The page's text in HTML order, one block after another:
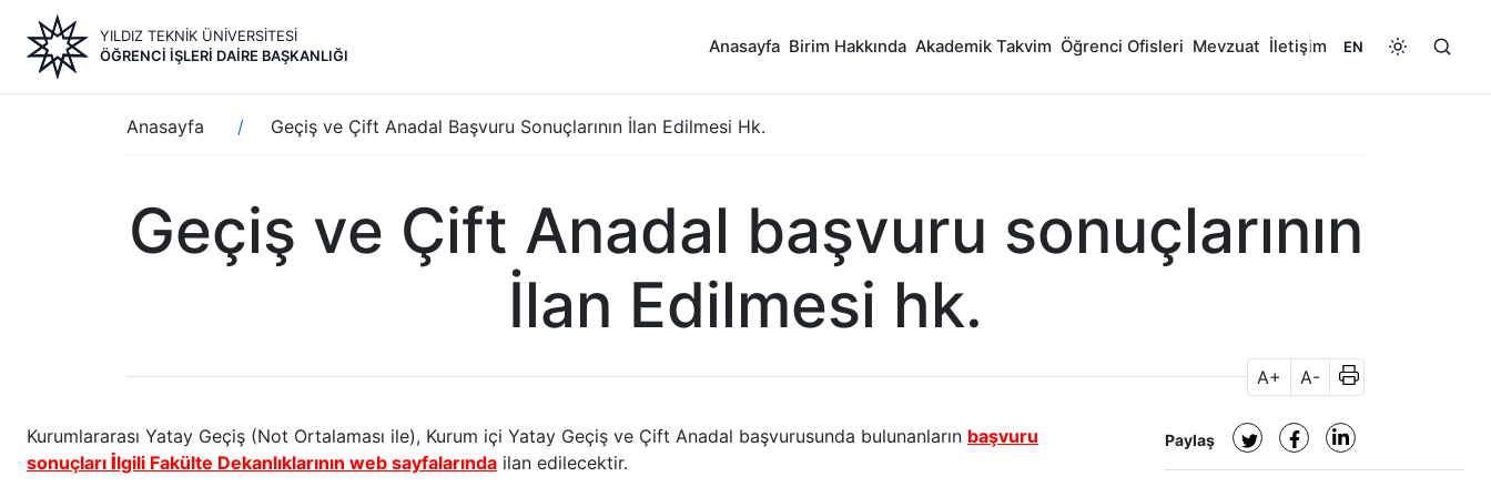
içeriğe
YILDIZ TEKNİK ÜNİVERSİTESİ
ÖĞRENCI İŞLERI DAIRE BAŞKANLIĞI
Anasayfa Birim Hakkında Akademik Takvim Öğrenci Ofisleri Mevzuat İletişim EN
Sayfa
yolu
Anasayfa Geçiş ve Çift Anadal Başvuru Sonuçlarının İlan Edilmesi Hk.
Geçiş ve Çift Anadal başvuru sonuçlarının
İlan Edilmesi hk.
A+ A-
Kurumlararası Yatay Geçiş (Not Ortalaması ile), Kurum içi Yatay Geçiş ve Çift Anadal başvurusunda bulunanların başvuru
sonuçları İlgili Fakülte Dekanlıklarının web sayfalarında ilan edilecektir.
Paylaş